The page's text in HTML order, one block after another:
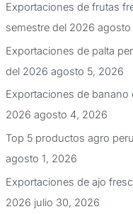
Exportaciones de frutas
semestre del 2026
Exportaciones de palta
del 2026 agosto 5, 2026
Exportaciones de banano
2026 agosto 4, 2026
Top 5 productos agro
agosto 1, 2026
Exportaciones de ajo
2026 julio 30, 2026